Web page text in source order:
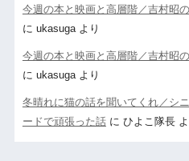
今週の本と映画と高層階／吉村昭
に ukasugaより
今週の本と映画と高層階／吉村昭
に ukasugaより
冬晴れに猫の話を聞いてくれ／シ
ードで頑張った話に ひよこ隊長よ